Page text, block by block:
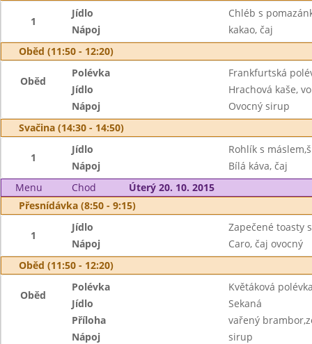
1
Jídlo
Chléb s
Nápoj
kakao, čaj
Oběd (11:50 - 12:20)
Oběd
Polévka
Frankfurtská
Jídlo
Hrachová kaše,
Nápoj
Ovocný sirup
Svačina (14:30 - 14:50)
1
Jídlo
Rohlík s
Nápoj
Bílá káva, čaj
Menu
Chod
Úterý 20. 10. 2015
Přesnídávka (8:50 - 9:15)
1
Jídlo
Zapečené toasty
Nápoj
Caro, čaj ovocný
Oběd (11:50 - 12:20)
Oběd
Polévka
Květáková
Jídlo
Sekaná
Příloha
vařený
Nápoj
sirup